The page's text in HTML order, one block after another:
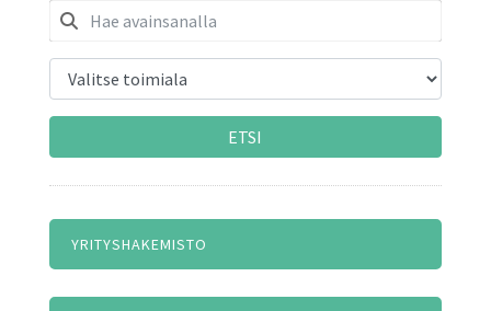
ETSI
YRITYSHAKEMISTO